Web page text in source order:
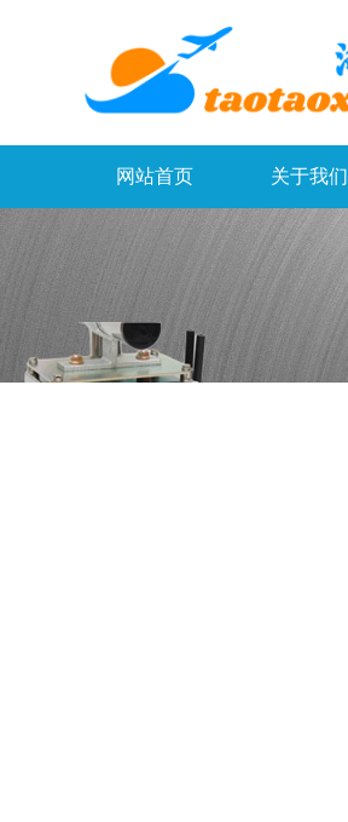
网站首页 关于我们